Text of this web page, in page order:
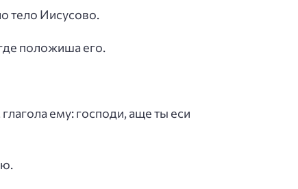
тело Иисусово.
положиша его.
ему: господи, аще ты еси